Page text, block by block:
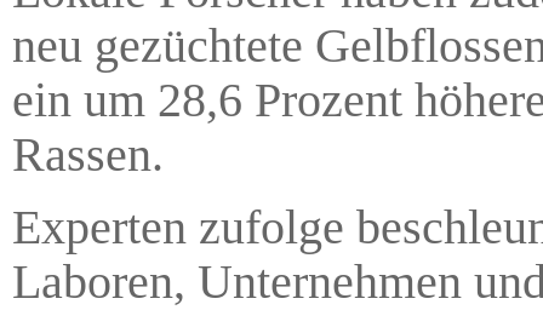
neu gezüchtete
ein um 28,6 Prozent
Rassen.
Experten zufolge
Laboren, Unternehmen